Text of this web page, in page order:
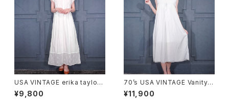
USA VINTAGE erika taylor
LACE DESIGN NIGHTY DRE
SS COTTON ONE PIECE/ア
¥9,800
70’s USA VINTAGE Vanity F
air LACE DESIGN NIGHTY D
RESS COTTON ONE PIECE/
¥11,900